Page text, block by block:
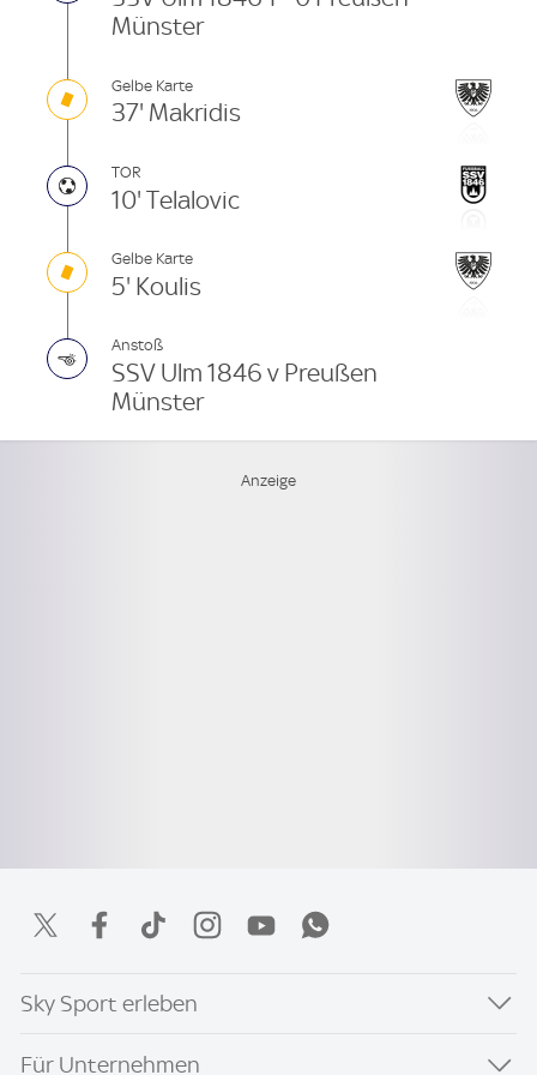
Münster
Gelbe Karte
37' Makridis
TOR
10' Telalovic
Gelbe Karte
5' Koulis
Anstoß
SSV Ulm 1846 v Preußen
Münster
Sky Sport erleben
Für Unternehmen